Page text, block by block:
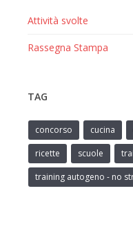
Attività svolte
Rassegna Stampa
TAG
concorso cucina
ricette
scuole
training autogeno - no